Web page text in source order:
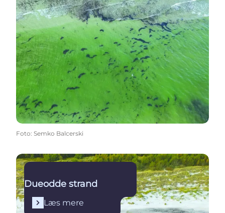
Foto: Semko Balcerski
Læs mere
Dueodde strand
Læs mere